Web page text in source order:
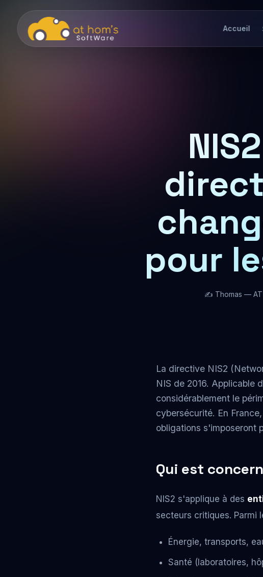
Accueil
pour
✍️ Thomas — AT
La directive NIS2
NIS de 2016. Applicable
considérablement le
cybersécurité. En
obligations s'imposeront
Qui est
NIS2 s'applique à des
secteurs critiques. Parmi
Énergie, transports,
Santé (laboratoires,